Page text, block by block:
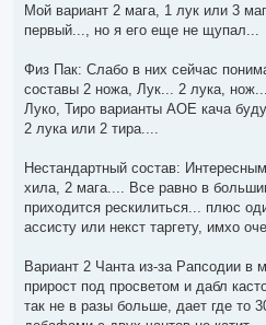
Мой вариант 2 мага, 1 лук или 3
первый..., но я его еще не щупал...
Физ Пак: Слабо в них сейчас
составы 2 ножа, Лук... 2 лука,
Луко, Тиро варианты АОЕ кача
2 лука или 2 тира....
Нестандартный состав:
хила, 2 мага.... Все равно в
приходится рескилиться... плюс
ассисту или некст таргету, имхо
Вариант 2 Чанта из-за Рапсодии в
прирост под просветом и дабл
так не в разы больше, дает где то